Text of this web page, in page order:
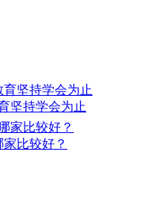
坚持学会为止
比较好？